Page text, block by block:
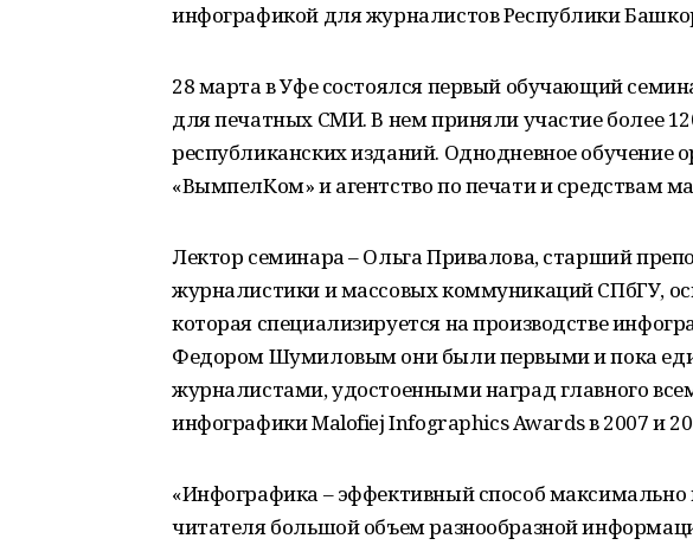
инфографикой для журналистов Республики
28 марта в Уфе состоялся первый обучающий
для печатных СМИ. В нем приняли участие более
республиканских изданий. Однодневное обучение
«ВымпелКом» и агентство по печати и средствам
Лектор семинара – Ольга Привалова, старший
журналистики и массовых коммуникаций СПбГУ,
которая специализируется на производстве
Федором Шумиловым они были первыми и пока
журналистами, удостоенными наград главного
инфографики Malofiej Infographics Awards в 2007 и
«Инфографика – эффективный способ максимально
читателя большой объем разнообразной